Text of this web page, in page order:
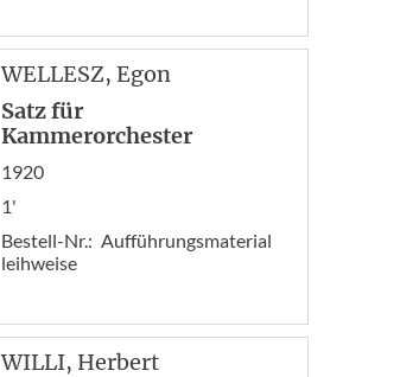
WELLESZ, Egon
Satz für
Kammerorchester
1920
1'
Bestell-Nr.: Aufführungsmaterial
leihweise
WILLI, Herbert